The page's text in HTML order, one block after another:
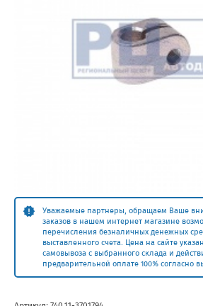
Уважаемые партнеры, обращаем Ваше
заказов в нашем интернет магазине
перечисления безналичных денежных
выставленного счета. Цена на сайте
самовывоза с выбранного склада и
предварительной оплате 100% согласно